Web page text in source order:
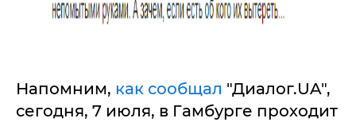
Напомним, как сообщал "Диалог.UA",
сегодня, 7 июля, в Гамбурге проходит